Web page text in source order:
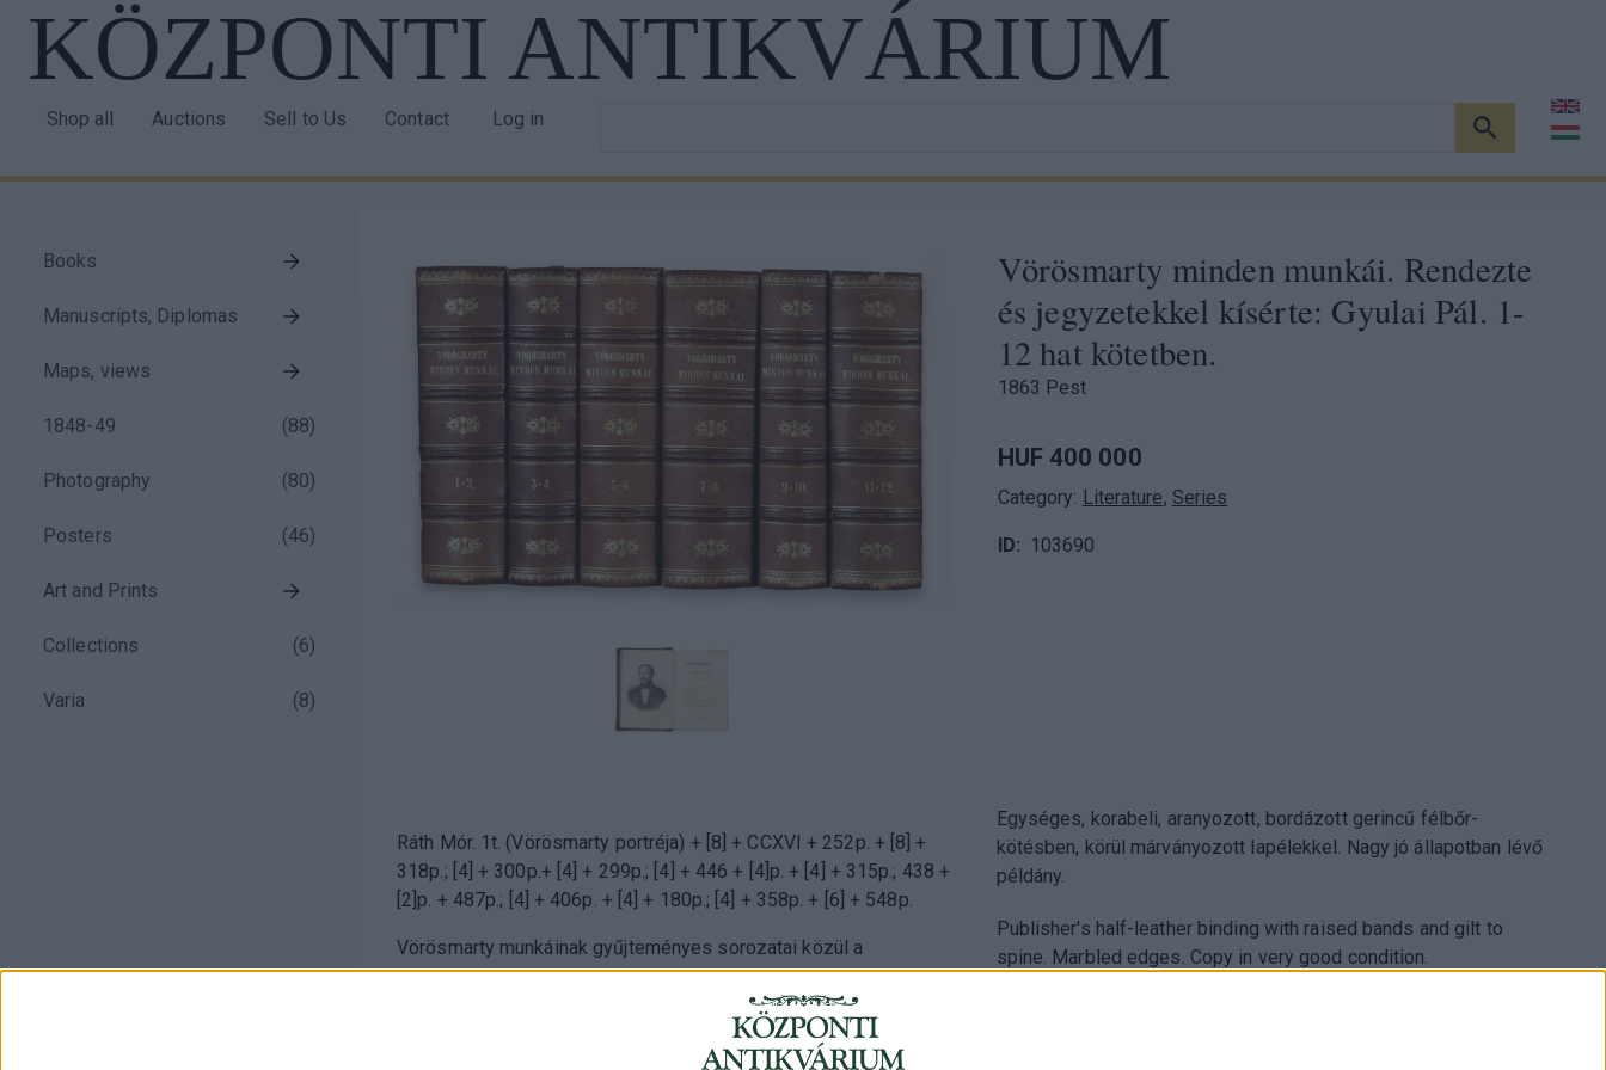
Skip
mainKÖZPONTI ANTIKVÁRIUM
navigation
Shop all Auctions Sell to Us Contact
account
Log in
a
KERESÉS
block
Books
Manuscripts, Diplomas
Maps, views
1848-49 (88)
Photography (80)
Posters (46)
Art and Prints
Collections (6)
Varia (8)
Vörösmarty minden munkái. Rendezte
és jegyzetekkel kísérte: Gyulai Pál. 1-
12 hat kötetben.
1863 Pest
HUF 400 000
Category: Literature, Series
ID 103690
Ráth Mór. 1t. (Vörösmarty portréja) + [8] + CCXVI + 252p. + [8] +
318p.; [4] + 300p.+ [4] + 299p.; [4] + 446 + [4]p. + [4] + 315p.; 438 +
[2]p. + 487p.; [4] + 406p. + [4] + 180p.; [4] + 358p. + [6] + 548p.
Vörösmarty munkáinak gyűjteményes sorozatai közül a
legjobbnak számít Gyulai Pál kiadása.
Egységes, korabeli, aranyozott, bordázott gerincű félbőr-
kötésben, körül márványozott lapélekkel. Nagy jó állapotban lévő
példány.
Publisher's half-leather binding with raised bands and gilt to
spine. Marbled edges. Copy in very good condition.